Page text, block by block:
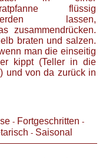
flüssig
lassen,
zusammendrücken.
braten und salzen.
man die einseitig
kippt (Teller in die
und von da zurück in
- Fortgeschritten -
- Saisonal